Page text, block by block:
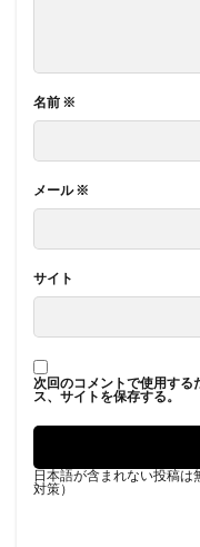
名前 ※
メール※
サイト
次回のコメントで使用する
ス、サイトを保存する。
日本語が含まれない投稿
対策）